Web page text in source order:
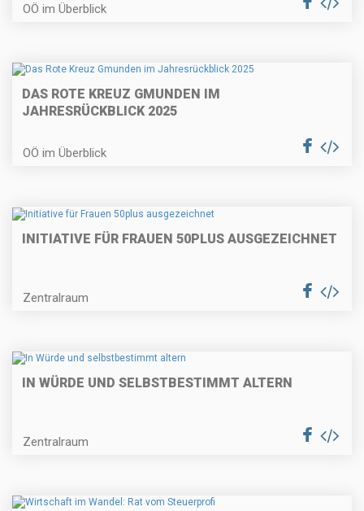
OÖ im Überblick
DAS ROTE KREUZ GMUNDEN IM
JAHRESRÜCKBLICK 2025
OÖ im Überblick
INITIATIVE FÜR FRAUEN 50PLUS AUSGEZEICHNET
Zentralraum
IN WÜRDE UND SELBSTBESTIMMT ALTERN
Zentralraum